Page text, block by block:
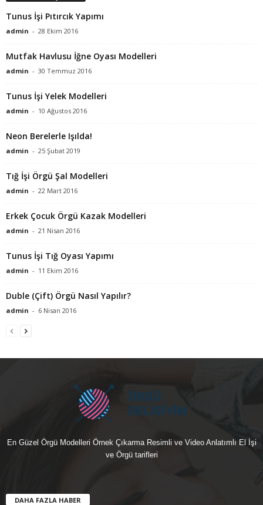
Tunus İşi Pıtırcık Yapımı
admin - 28 Ekim 2016
Mutfak Havlusu İğne Oyası Modelleri
admin - 30 Temmuz 2016
Tunus İşi Yelek Modelleri
admin - 10 Ağustos 2016
Neon Berelerle Işılda!
admin - 25 Şubat 2019
Tığ İşi Örgü Şal Modelleri
admin - 22 Mart 2016
Erkek Çocuk Örgü Kazak Modelleri
admin - 21 Nisan 2016
Tunus İşi Tığ Oyası Yapımı
admin - 11 Ekim 2016
Duble (Çift) Örgü Nasıl Yapılır?
admin - 6 Nisan 2016
En Güzel Örgü Modelleri Örnek Çıkarma Resimli ve Video Anlatımlı El İşi
ve Örgü tarifleri
DAHA FAZLA HABER